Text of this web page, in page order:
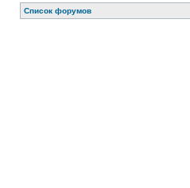
Список форумов